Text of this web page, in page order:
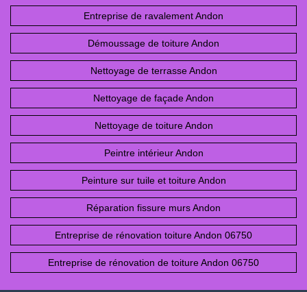
Entreprise de ravalement Andon
Démoussage de toiture Andon
Nettoyage de terrasse Andon
Nettoyage de façade Andon
Nettoyage de toiture Andon
Peintre intérieur Andon
Peinture sur tuile et toiture Andon
Réparation fissure murs Andon
Entreprise de rénovation toiture Andon 06750
Entreprise de rénovation de toiture Andon 06750